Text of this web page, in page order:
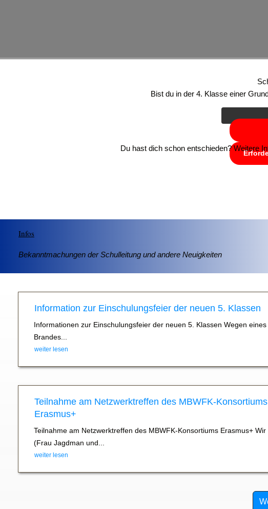
Bitte
Bist du in der 4. Klasse einer
Du hast dich schon entschieden? Weitere
Infos
Bekanntmachungen der Schulleitung und andere Neuigkeiten
Information zur Einschulungsfeier der neuen 5. Klassen
Informationen zur Einschulungsfeier der neuen 5. Klassen Wegen eines
Brandes...
weiter lesen
Teilnahme am Netzwerktreffen des MBWFK-Konsortiums
Erasmus+
Teilnahme am Netzwerktreffen des MBWFK-Konsortiums Erasmus+ Wir
(Frau Jagdman und...
weiter lesen